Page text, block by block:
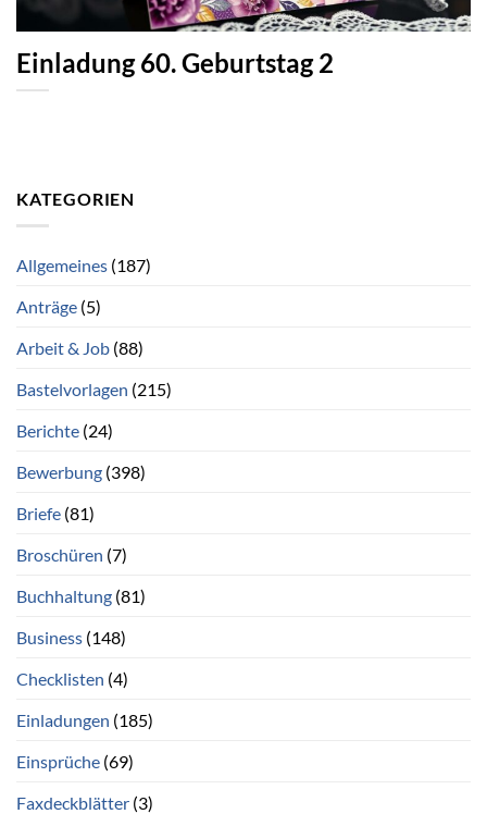
Einladung 60. Geburtstag 2
KATEGORIEN
Allgemeines (187)
Anträge (5)
Arbeit & Job (88)
Bastelvorlagen (215)
Berichte (24)
Bewerbung (398)
Briefe (81)
Broschüren (7)
Buchhaltung (81)
Business (148)
Checklisten (4)
Einladungen (185)
Einsprüche (69)
Faxdeckblätter (3)